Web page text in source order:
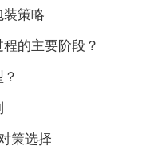
策略
的主要阶段？
策选择